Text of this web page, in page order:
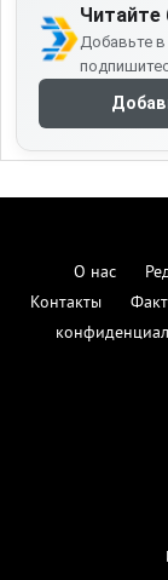
Читайте
Добавьте
О нас
Контакты